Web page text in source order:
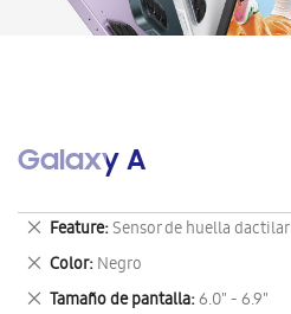
Galaxy A
Feature Sensor de huella dactilar
Eliminar
este
artículo
Color Negro
Eliminar
este
Tamaño de pantalla 6.0" - 6.9"
Eliminar